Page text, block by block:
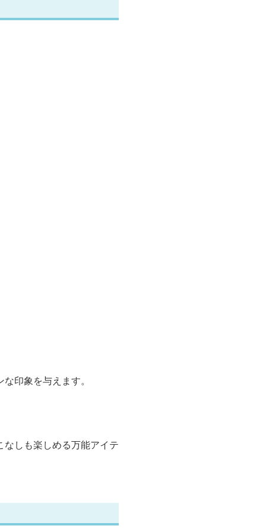
印象を与えます。
しも楽しめる万能アイテ